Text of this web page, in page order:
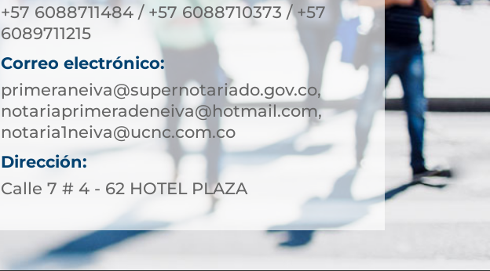
+57 6088711484 / +57 6088710373 / +57
6089711215
Correo electrónico:
primeraneiva@supernotariado.gov.co,
notariaprimeradeneiva@hotmail.com,
notaria1neiva@ucnc.com.co
Dirección:
Calle 7 # 4 - 62 HOTEL PLAZA